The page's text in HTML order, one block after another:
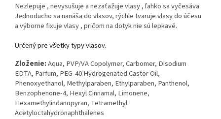
Nezlepuje , nevysušuje a nezaťažuje vlasy , ľahko sa vyčesáva.
Jednoducho sa nanáša do vlasov, rýchle tvaruje vlasy do účesu
a výborne fixuje vlasy , pričom na dotyk nie sú lepkavé.
Určený pre všetky typy vlasov.
Zloženie:Aqua, PVP/VA Copolymer, Carbomer, Disodium
EDTA, Parfum, PEG-40 Hydrogenated Castor Oil,
Phenoxyethanol, Methylparaben, Ethylparaben, Panthenol,
Benzophenone-4, Hexyl Cinnamal, Limonene,
Hexamethylindanopyran, Tetramethyl
Acetyloctahydronaphthalenes